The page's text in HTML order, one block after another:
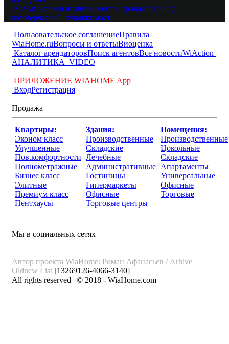
Коммерческая недвижимость, продажаАренда
коммерческой недвижимости
Пользовательское соглашениеПравила
WiaHome.ruВопросы и ответыВиоценка
Каталог арендаторовПоиск агентовВсе новостиWiAction
АНАЛИТИКА VIDEO
ПРИЛОЖЕНИЕ WIAHOME App
ВходРегистрация
Продажа
Квартиры:
Эконом класс
Улучшенные
Пов.комфортности
Полнометражные
Бизнес класс
Элитные
Премиум класс
Пентхаусы
Здания:
Производственные
Складские
Лечебные
Административные
Гостиницы
Гипермаркеты
Офисные
Торговые центры
Помещения:
Производственные
Цокольные
Складские
Апартаменты
Универсальные
Офисные
Торговые
Мы в социальных сетях
Автор проекта WiaHome: Роман Афанасьев / Arhive
Oldnew List [13269126-4066-3140]
All rights reserved | © 2018 - WiaHome.com